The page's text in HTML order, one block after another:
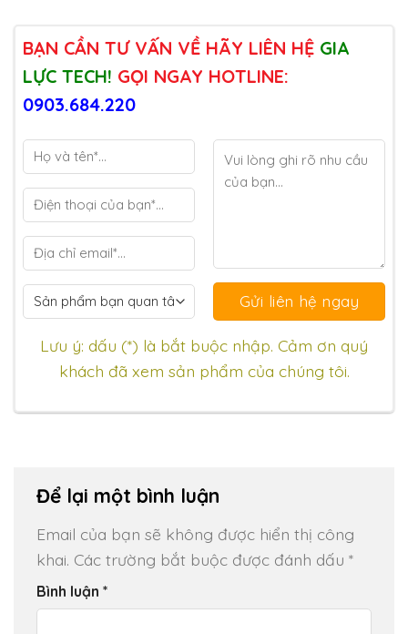
BẠN CẦN TƯ VẤN VỀ HÃY LIÊN HỆ GIA
LỰC TECH! GỌI NGAY HOTLINE:
0903.684.220
Lưu ý: dấu (*) là bắt buộc nhập. Cảm ơn quý
khách đã xem sản phẩm của chúng tôi.
Để lại một bình luận
Email của bạn sẽ không được hiển thị công
khai. Các trường bắt buộc được đánh dấu *
Bình luận *